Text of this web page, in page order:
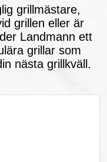
grillmästare,
grillen eller är
Landmann ett
grillar som
nästa grillkväll.